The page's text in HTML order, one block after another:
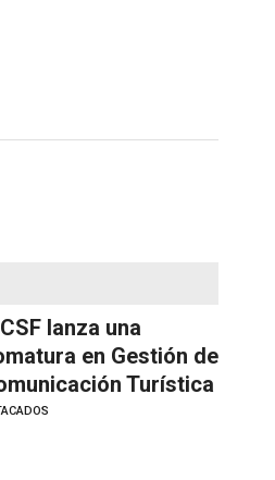
lanza una
en Gestión de
Turística